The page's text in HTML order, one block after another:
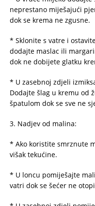
neprestano miješajući
dok se krema ne zgusne.
* Sklonite s vatre i
dodajte maslac ili
dok ne dobijete glatku
* U zasebnoj zdjeli
Dodajte šlag u kremu od
špatulom dok se sve ne
3. Nadjev od malina:
* Ako koristite smrznute
višak tekućine.
* U loncu pomiješajte
vatri dok se šećer ne